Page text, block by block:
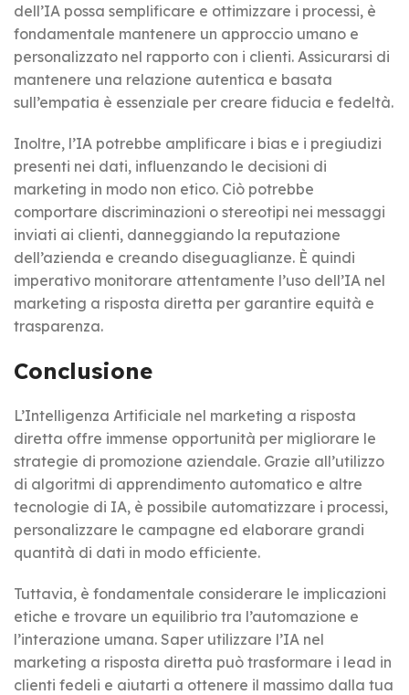
dell’IA possa semplificare e ottimizzare i processi, è
fondamentale mantenere un approccio umano e
personalizzato nel rapporto con i clienti. Assicurarsi di
mantenere una relazione autentica e basata
sull’empatia è essenziale per creare fiducia e fedeltà.
Inoltre, l’IA potrebbe amplificare i bias e i pregiudizi
presenti nei dati, influenzando le decisioni di
marketing in modo non etico. Ciò potrebbe
comportare discriminazioni o stereotipi nei messaggi
inviati ai clienti, danneggiando la reputazione
dell’azienda e creando diseguaglianze. È quindi
imperativo monitorare attentamente l’uso dell’IA nel
marketing a risposta diretta per garantire equità e
trasparenza.
Conclusione
L’Intelligenza Artificiale nel marketing a risposta
diretta offre immense opportunità per migliorare le
strategie di promozione aziendale. Grazie all’utilizzo
di algoritmi di apprendimento automatico e altre
tecnologie di IA, è possibile automatizzare i processi,
personalizzare le campagne ed elaborare grandi
quantità di dati in modo efficiente.
Tuttavia, è fondamentale considerare le implicazioni
etiche e trovare un equilibrio tra l’automazione e
l’interazione umana. Saper utilizzare l’IA nel
marketing a risposta diretta può trasformare i lead in
clienti fedeli e aiutarti a ottenere il massimo dalla tua